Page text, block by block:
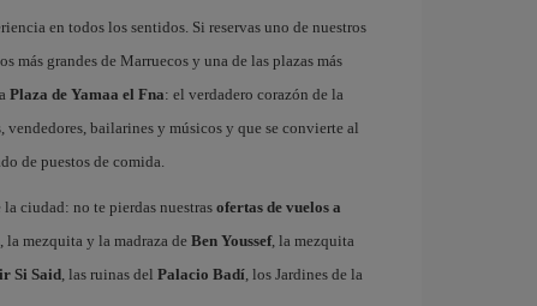
en todos los sentidos. Si reservas uno de nuestros
más grandes de Marruecos y una de las plazas más
Plaza de Yamaa el Fna: el verdadero corazón de la
bailarines y músicos y que se convierte al
de puestos de comida.
ciudad: no te pierdas nuestrasofertas de vuelos a
mezquita y la madraza de Ben Youssef, la mezquita
Si Said, las ruinas del Palacio Badí, los Jardines de la